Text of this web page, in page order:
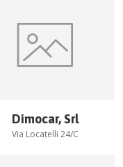
Dimocar, Srl
Via Locatelli 24/C